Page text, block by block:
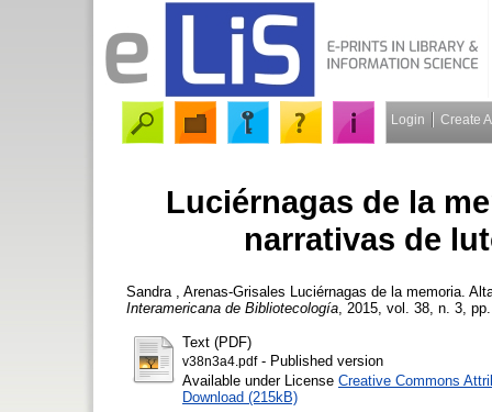
Login Create
Luciérnagas de la
narrativas de
Sandra , Arenas-Grisales Luciérnagas de la memoria.
Interamericana de Bibliotecología , 2015, vol. 38, n. 3,
Text (PDF)
v38n3a4.pdf- Published version
Available under License Creative Commons
Download (215kB)